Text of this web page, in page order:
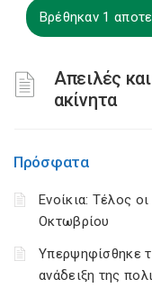
Βρέθηκαν 1
Απειλές
ακίνητα
Πρόσφατα
Ενοίκια: Τέλος
Οκτωβρίου
Υπερψηφίσθηκε
ανάδειξη της